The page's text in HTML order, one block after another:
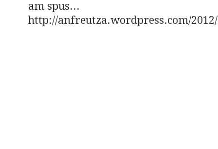
am spus...
http://anfreutza.wordpress.com/